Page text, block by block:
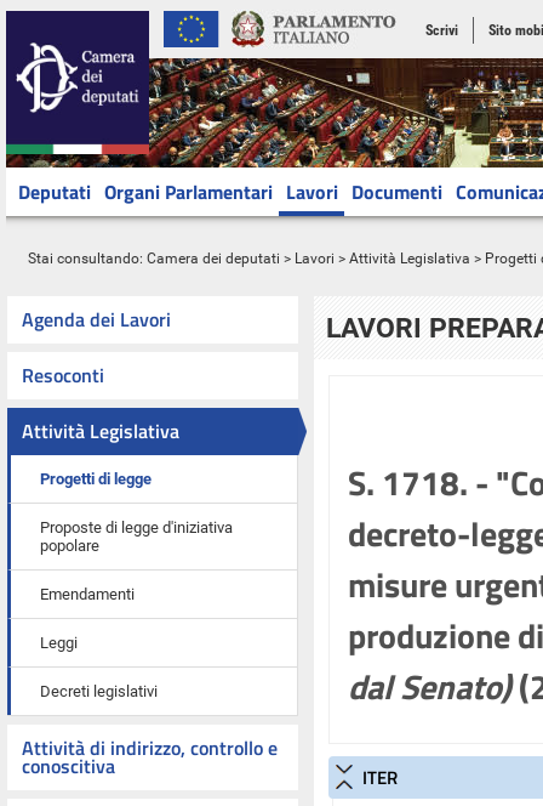
Scrivi Sito
Deputati Organi Parlamentari Lavori Documenti
Stai consultando: Camera dei deputati > Lavori > Attività Legislativa > Progetti
Agenda dei Lavori
Resoconti
Attività Legislativa
Progetti di legge
Proposte di legge d'iniziativa
popolare
Emendamenti
Leggi
Decreti legislativi
Attività di indirizzo, controllo e
conoscitiva
LAVORI
S. 1718. -
decreto-
misure
produzione
dal Senato)
ITER